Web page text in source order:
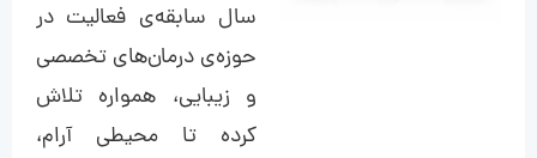
سال سابقه‌ی فعالیت در
حوزه‌ی درمان‌های تخصصی
و زیبایی، همواره تلاش
کرده تا محیطی آرام،